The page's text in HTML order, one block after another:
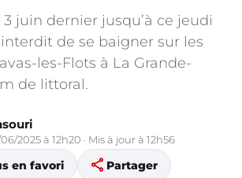
juin dernier jusqu’à ce jeudi
de se baigner sur les
les-Flots à La Grande-
de littoral.
2025 à 12h20 · Mis à jour à 12h56
en favori share Partager